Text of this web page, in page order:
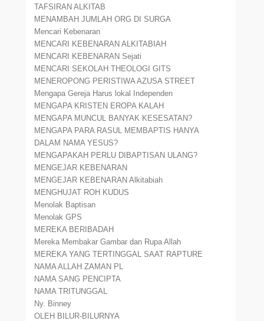
TAFSIRAN ALKITAB
MENAMBAH JUMLAH ORG DI SURGA
Mencari Kebenaran
MENCARI KEBENARAN ALKITABIAH
MENCARI KEBENARAN Sejati
MENCARI SEKOLAH THEOLOGI GITS
MENEROPONG PERISTIWA AZUSA STREET
Mengapa Gereja Harus lokal Independen
MENGAPA KRISTEN EROPA KALAH
MENGAPA MUNCUL BANYAK KESESATAN?
MENGAPA PARA RASUL MEMBAPTIS HANYA
DALAM NAMA YESUS?
MENGAPAKAH PERLU DIBAPTISAN ULANG?
MENGEJAR KEBENARAN
MENGEJAR KEBENARAN Alkitabiah
MENGHUJAT ROH KUDUS
Menolak Baptisan
Menolak GPS
MEREKA BERIBADAH
Mereka Membakar Gambar dan Rupa Allah
MEREKA YANG TERTINGGAL SAAT RAPTURE
NAMA ALLAH ZAMAN PL
NAMA SANG PENCIPTA
NAMA TRITUNGGAL
Ny. Binney
OLEH BILUR-BILURNYA